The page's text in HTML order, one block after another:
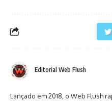
Editorial Web Flush
Lançado em 2018, o Web Flush